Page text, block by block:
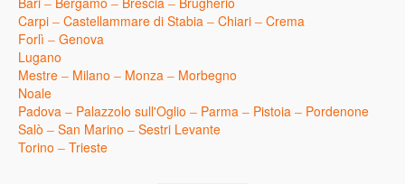
Carpi – Castellammare di Stabia – Chiari – Crema
Forlì – Genova
Lugano
Mestre – Milano – Monza – Morbegno
Noale
Padova – Palazzolo sull'Oglio – Parma – Pistoia – Pordenone
Salò – San Marino – Sestri Levante
Torino – Trieste